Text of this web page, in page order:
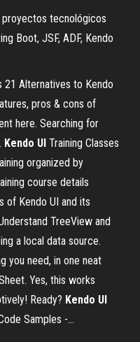
tecnológicos
Boot, JSF, ADF, Kendo
21 Alternatives to Kendo
pros & cons of
here. Searching for
Kendo UI Training Classes
organized by
course details
of Kendo UI and its
TreeView and
a local data source.
you need, in one neat
Yes, this works
Ready? Kendo UI
Samples -…